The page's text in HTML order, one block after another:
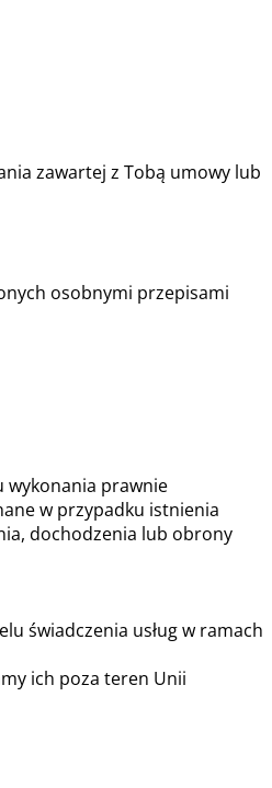
zawartej z Tobą umowy lub
osobnymi przepisami
wykonania prawnie
w przypadku istnienia
dochodzenia lub obrony
świadczenia usług w ramach
ich poza teren Unii